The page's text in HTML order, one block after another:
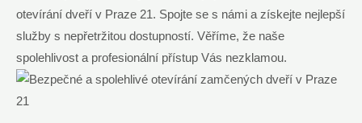
otevírání dveří v Praze 21. Spojte se s námi a získejte nejlepší
služby s nepřetržitou dostupností. Věříme, že naše
spolehlivost a profesionální přístup Vás nezklamou.